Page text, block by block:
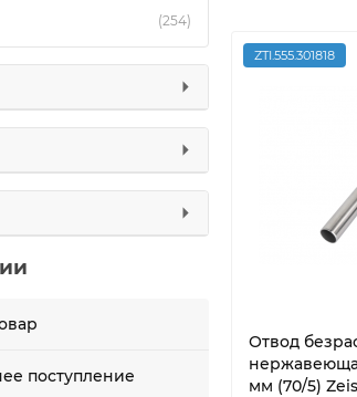
(254)
поступление
ZTI.555.301818
Отвод
мм (70/5)